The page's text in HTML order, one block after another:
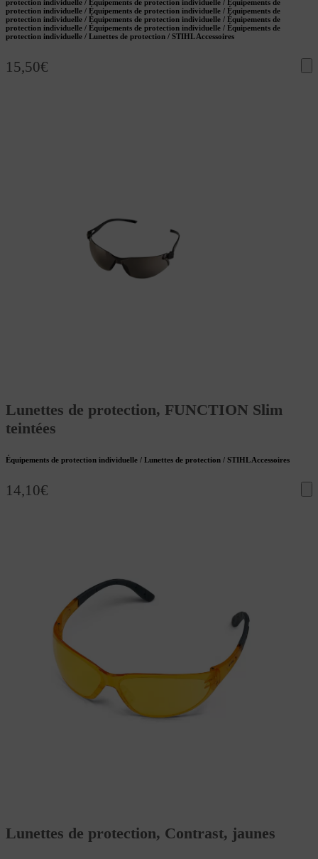
protection individuelle / Équipements de protection individuelle / Équipements de
protection individuelle / Équipements de protection individuelle / Équipements de
protection individuelle / Équipements de protection individuelle / Équipements de
protection individuelle / Équipements de protection individuelle / Équipements de
protection individuelle / Lunettes de protection / STIHL Accessoires
15,50€
Lunettes de protection, FUNCTION Slim
teintées
Équipements de protection individuelle / Lunettes de protection / STIHL Accessoires
14,10€
Lunettes de protection, Contrast, jaunes